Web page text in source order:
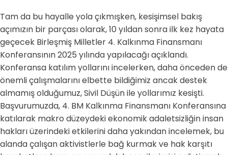
Tam da bu hayalle yola çıkmışken, kesişimsel bakış
açımızın bir parçası olarak, 10 yıldan sonra ilk kez hayata
geçecek Birleşmiş Milletler 4. Kalkınma Finansmanı
Konferansının 2025 yılında yapılacağı açıklandı.
Konferansa katılım yollarını incelerken, daha önceden de
önemli çalışmalarını elbette bildiğimiz ancak destek
almamış olduğumuz, Sivil Düşün ile yollarımız kesişti.
Başvurumuzda, 4. BM Kalkınma Finansmanı Konferansına
katılarak makro düzeydeki ekonomik adaletsizliğin insan
hakları üzerindeki etkilerini daha yakından incelemek, bu
alanda çalışan aktivistlerle bağ kurmak ve hak karşıtı